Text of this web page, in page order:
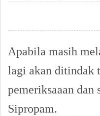
Apabila masih
lagi akan ditindak
pemeriksaaan
Sipropam.